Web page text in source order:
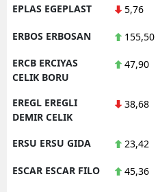
EPLAS EGEPLAST 5,76
ERBOS ERBOSAN 155,50
ERCB ERCIYAS
CELIK BORU
47,90
EREGL EREGLI
DEMIR CELIK
38,68
ERSU ERSU GIDA 23,42
ESCAR ESCAR FILO 45,36